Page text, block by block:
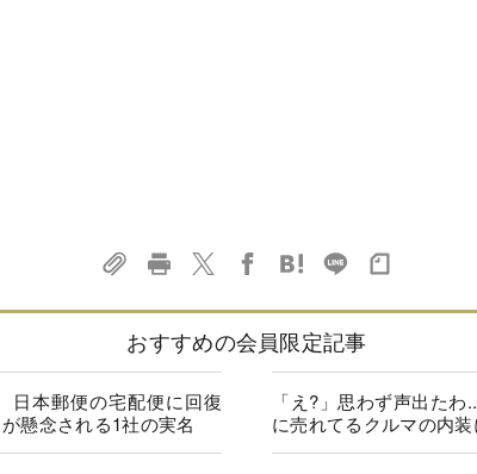
おすすめの会員限定記事
日本郵便の宅配便に回復
懸念される1社の実名
「え?」思わず声出たわ
に売れてるクルマの内装